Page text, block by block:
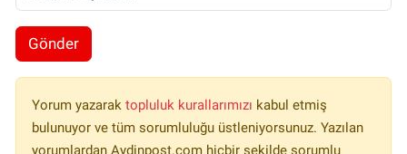
Gönder
Yorum yazarak topluluk kurallarımızı kabul etmiş
bulunuyor ve tüm sorumluluğu üstleniyorsunuz. Yazılan